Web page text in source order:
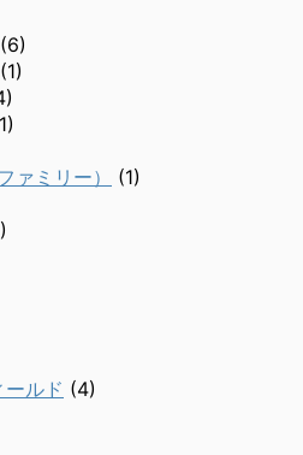
(6)
(1)
ァミリー）
(1)
ルド (4)